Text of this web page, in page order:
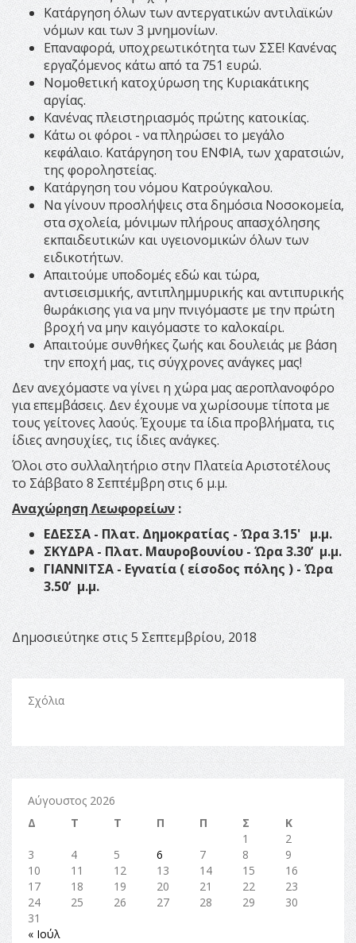
Κατάργηση όλων των αντεργατικών αντιλαϊκών
νόμων και των 3 μνημονίων.
Επαναφορά, υποχρεωτικότητα των ΣΣΕ! Κανένας
εργαζόμενος κάτω από τα 751 ευρώ.
Νομοθετική κατοχύρωση της Κυριακάτικης
αργίας.
Κανένας πλειστηριασμός πρώτης κατοικίας.
Κάτω οι φόροι - να πληρώσει το μεγάλο
κεφάλαιο. Κατάργηση του ΕΝΦΙΑ, των χαρατσιών,
της φοροληστείας.
Κατάργηση του νόμου Κατρούγκαλου.
Να γίνουν προσλήψεις στα δημόσια Νοσοκομεία,
στα σχολεία, μόνιμων πλήρους απασχόλησης
εκπαιδευτικών και υγειονομικών όλων των
ειδικοτήτων.
Απαιτούμε υποδομές εδώ και τώρα,
αντισεισμικής, αντιπλημμυρικής και αντιπυρικής
θωράκισης για να μην πνιγόμαστε με την πρώτη
βροχή να μην καιγόμαστε το καλοκαίρι.
Απαιτούμε συνθήκες ζωής και δουλειάς με βάση
την εποχή μας, τις σύγχρονες ανάγκες μας!
Δεν ανεχόμαστε να γίνει η χώρα μας αεροπλανοφόρο
για επεμβάσεις. Δεν έχουμε να χωρίσουμε τίποτα με
τους γείτονες λαούς. Έχουμε τα ίδια προβλήματα, τις
ίδιες ανησυχίες, τις ίδιες ανάγκες.
Όλοι στο συλλαλητήριο στην Πλατεία Αριστοτέλους
το Σάββατο 8 Σεπτέμβρη στις 6 μ.μ.
Αναχώρηση Λεωφορείων :
ΕΔΕΣΣΑ - Πλατ. Δημοκρατίας -Ώρα3.15'μ.μ.
ΣΚΥΔΡΑ - Πλατ. Μαυροβουνίου - Ώρα3.30’ μ.μ.
ΓΙΑΝΝΙΤΣΑ - Εγνατία ( είσοδος πόλης ) - Ώρα
3.50’ μ.μ.
Δημοσιεύτηκε στις 5 Σεπτεμβρίου, 2018
Σχόλια
Αύγουστος 2026
Δ
Τ Τ Π Π Σ
Κ
1
2
3
4 5 6 7 8
9
10
11 12 13 14 15
16
17
18 19 20 21 22
23
24
25 26 27 28 29
30
31
« Ιούλ